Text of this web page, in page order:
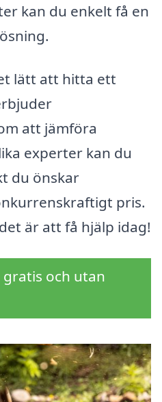
kan du enkelt få en
lätt att hitta ett
att jämföra
experter kan du
du önskar
pris.
är att få hjälp idag!
gratis och utan